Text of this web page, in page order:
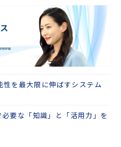
を最大限に伸ばすシステム
要な「知識」と「活用力」を